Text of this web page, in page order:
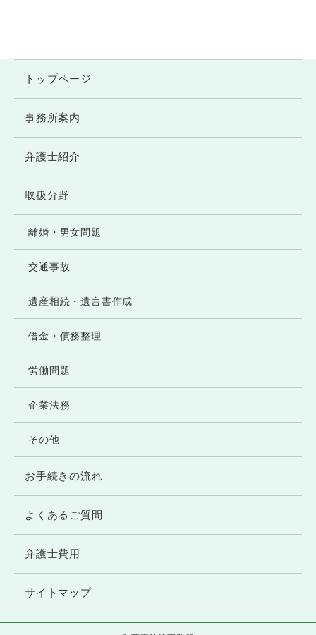
トップページ
事務所案内
弁護士紹介
取扱分野
離婚・男女問題
交通事故
遺産相続・遺言書作成
借金・債務整理
労働問題
企業法務
その他
お手続きの流れ
よくあるご質問
弁護士費用
サイトマップ